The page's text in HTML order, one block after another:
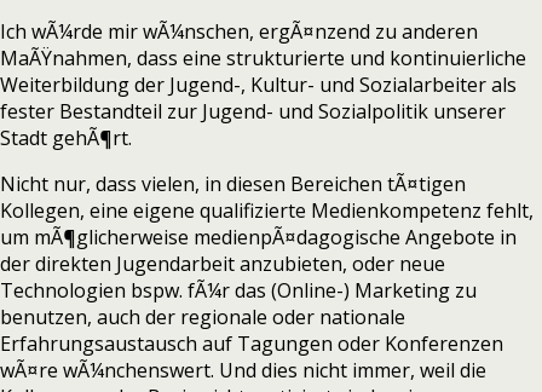
Ich wÃ¼rde mir wÃ¼nschen, ergÃ¤nzend zu anderen
MaÃŸnahmen, dass eine strukturierte und kontinuierliche
Weiterbildung der Jugend-, Kultur- und Sozialarbeiter als
fester Bestandteil zur Jugend- und Sozialpolitik unserer
Stadt gehÃ¶rt.
Nicht nur, dass vielen, in diesen Bereichen tÃ¤tigen
Kollegen, eine eigene qualifizierte Medienkompetenz fehlt,
um mÃ¶glicherweise medienpÃ¤dagogische Angebote in
der direkten Jugendarbeit anzubieten, oder neue
Technologien bspw. fÃ¼r das (Online-) Marketing zu
benutzen, auch der regionale oder nationale
Erfahrungsaustausch auf Tagungen oder Konferenzen
wÃ¤re wÃ¼nchenswert. Und dies nicht immer, weil die